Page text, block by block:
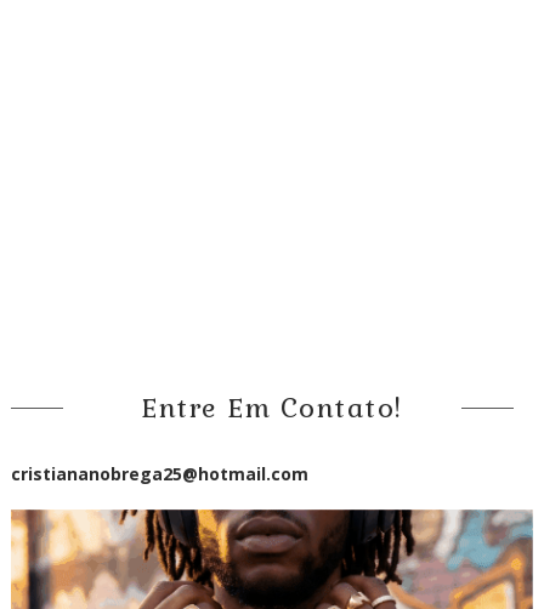
Entre Em Contato!
cristiananobrega25@hotmail.com